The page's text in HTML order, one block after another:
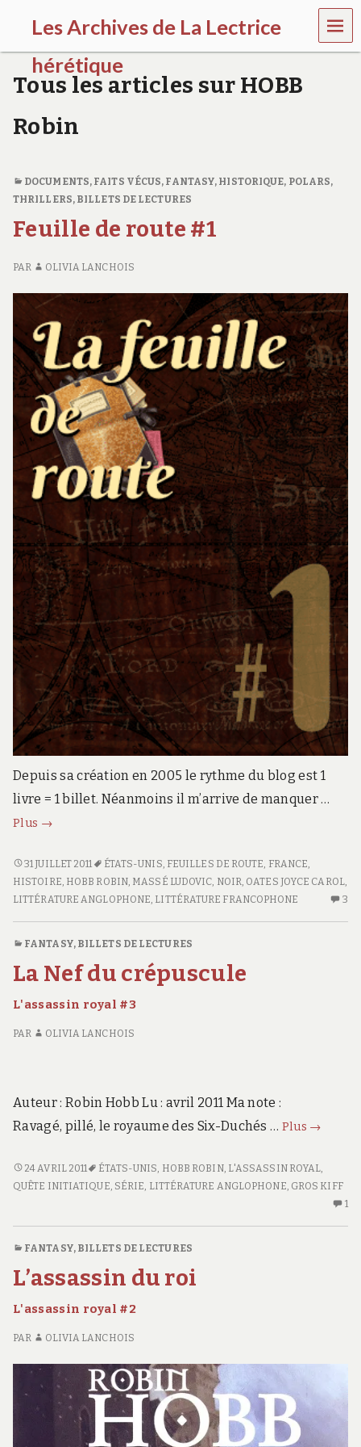
Les Archives de La Lectrice
hérétique
(
0
-
2
0
2
0
MEN
U
Tous les articles sur HOBB
Robin
DOCUMENTS, FAITS VÉCUS, FANTASY, HISTORIQUE, POLARS,
THRILLERS, BILLETS DE LECTURES
Feuille de route #1
PAR OLIVIA LANCHOIS
Depuis sa création en 2005 le rythme du blog est 1
livre = 1 billet. Néanmoins il m’arrive de manquer …
Plus Feuille
route
#1
→
FEUILLE
DE
ROUTE
31 JUILLET 2011 ÉTATS-UNIS, FEUILLES DE ROUTE, FRANCE,
HISTOIRE, HOBB ROBIN, MASSÉ LUDOVIC, NOIR, OATES JOYCE CAROL,
LITTÉRATURE ANGLOPHONE, LITTÉRATURE FRANCOPHONE 3
FANTASY, BILLETS DE LECTURES
La Nef du crépuscule
L'assassin royal #3
PAR OLIVIA LANCHOIS
Auteur : Robin Hobb Lu : avril 2011 Ma note :
Ravagé, pillé, le royaume des Six-Duchés … Plus La
du
L’assassin
#3
→
<SPAN
CLASS="ENTRY-
CRÉPUSCULE</SPAN>
CLASS="ENTRY-
#3</SPAN>
24 AVRIL 2011 ÉTATS-UNIS, HOBB ROBIN, L'ASSASSIN ROYAL,
QUÊTE INITIATIQUE, SÉRIE, LITTÉRATURE ANGLOPHONE, GROS KIFF
1
FANTASY, BILLETS DE LECTURES
L’assassin du roi
L'assassin royal #2
PAR OLIVIA LANCHOIS